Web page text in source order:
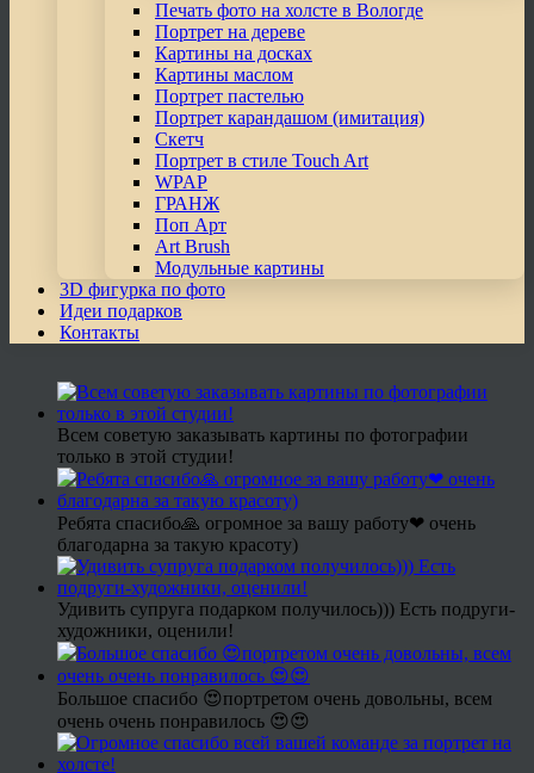
Печать фото на холсте в Вологде
Портрет на дереве
Картины на досках
Картины маслом
Портрет пастелью
Портрет карандашом (имитация)
Скетч
Портрет в стиле Touch Art
WPAP
ГРАНЖ
Поп Арт
Art Brush
Модульные картины
3D фигурка по фото
Идеи подарков
Контакты
Всем советую заказывать картины по фотографии
только в этой студии!
Ребята спасибо🙏 огромное за вашу работу❤ очень
благодарна за такую красоту)
Удивить супруга подарком получилось))) Есть подруги-
художники, оценили!
Большое спасибо 😍портретом очень довольны, всем
очень очень понравилось 😍😍